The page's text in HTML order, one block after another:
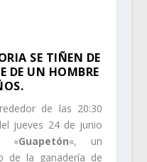
SE TIÑEN DE
DE UN HOMBRE
de las 20:30
jueves 24 de junio
«Guapetón«, un
de la ganadería de